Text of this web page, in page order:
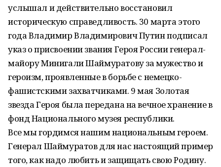
услышал и действительно восстановил
историческую справедливость. 30 марта этого
года Владимир Владимирович Путин подписал
указ о присвоении звания Героя России генерал-
майору Минигали Шаймуратову за мужество и
героизм, проявленные в борьбе с немецко-
фашистскими захватчиками. 9 мая Золотая
звезда Героя была передана на вечное хранение в
фонд Национального музея республики.
Все мы гордимся нашим национальным героем.
Генерал Шаймуратов для нас настоящий пример
того, как надо любить и защищать свою Родину.